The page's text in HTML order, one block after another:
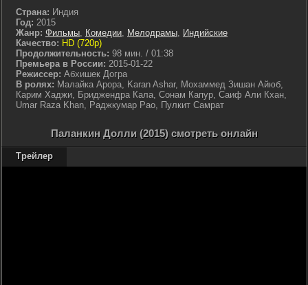
Страна: Индия
Год: 2015
Жанр: Фильмы, Комедии, Мелодрамы, Индийские
Качество: HD (720p)
Продолжительность: 98 мин. / 01:38
Премьера в России: 2015-01-22
Режиссер: Абхишек Догра
В ролях: Малайка Арора, Karan Ashar, Мохаммед Зишан Айюб,
Карим Хаджи, Бриджендра Кала, Сонам Капур, Саиф Али Кхан,
Umar Raza Khan, Раджкумар Рао, Пулкит Самрат
Паланкин Долли (2015) смотреть онлайн
Трейлер